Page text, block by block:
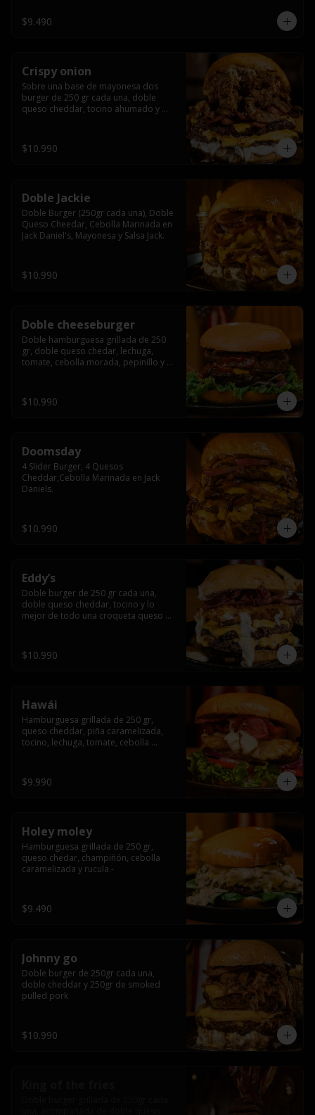
$9.490
Crispy onion
Sobre una base de mayonesa dos
burger de 250 gr cada una, doble
queso cheddar, tocino ahumado y
$10.990
Doble Jackie
Doble Burger (250gr cada una), Doble
Queso Cheedar, Cebolla Marinada en
Jack Daniel's, Mayonesa y Salsa Jack.
$10.990
Doble cheeseburger
Doble hamburguesa grillada de 250
gr, doble queso chedar, lechuga,
tomate, cebolla morada, pepinillo y
$10.990
Doomsday
4 Slider Burger, 4 Quesos
Cheddar,Cebolla Marinada en Jack
Daniels.
$10.990
Eddy’s
Doble burger de 250 gr cada una,
doble queso cheddar, tocino y lo
mejor de todo una croqueta queso
$10.990
Hawái
Hamburguesa grillada de 250 gr,
queso cheddar, piña caramelizada,
tocino, lechuga, tomate, cebolla
$9.990
Holey moley
Hamburguesa grillada de 250 gr,
queso chedar, champiñón, cebolla
caramelizada y rucula.-
$9.490
Johnny go
Doble burger de 250gr cada una,
doble cheddar y 250gr de smoked
pulled pork
$10.990